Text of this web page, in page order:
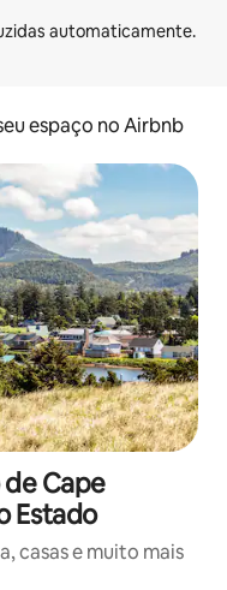
espaço no Airbnb
Cape
Estado
casas e muito mais